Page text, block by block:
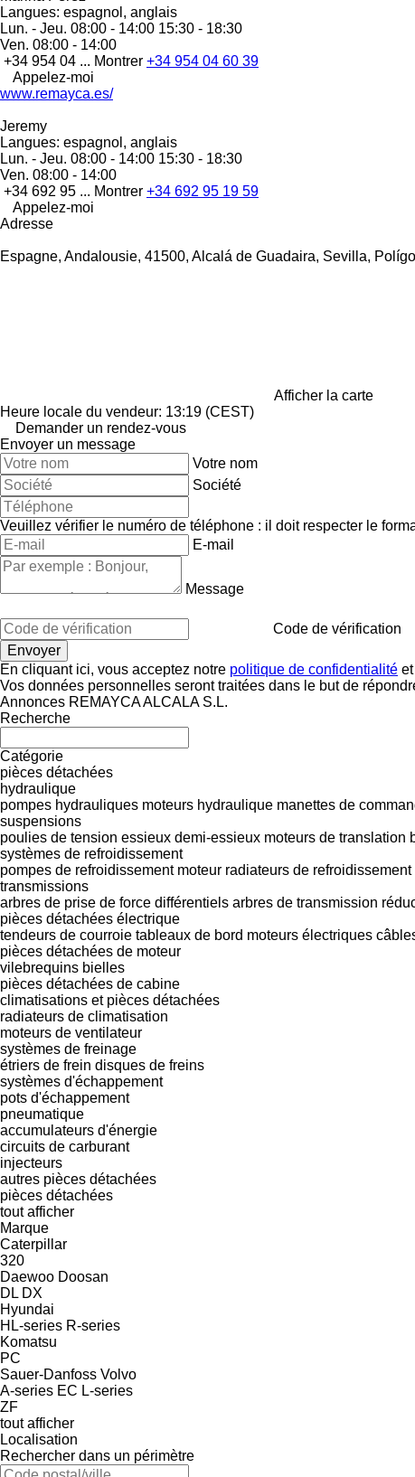
Langues: espagnol, anglais
Lun. - Jeu. 08:00 - 14:00 15:30 - 18:30
Ven. 08:00 - 14:00
+34 954 04 ... Montrer +34 954 04 60 39
Appelez-moi
www.remayca.es/
Jeremy
Langues: espagnol, anglais
Lun. - Jeu. 08:00 - 14:00 15:30 - 18:30
Ven. 08:00 - 14:00
+34 692 95 ... Montrer +34 692 95 19 59
Appelez-moi
Adresse
Espagne, Andalousie, 41500, Alcalá de Guadaira, Sevilla,
Afficher la carte
Heure locale du vendeur: 13:19 (CEST)
Demander un rendez-vous
Envoyer un message
Votre nom
Société
Veuillez vérifier le numéro de téléphone : il doit respecter le
E-mail
Message
Code de vérification
En cliquant ici, vous acceptez notre politique de confidentialité
Vos données personnelles seront traitées dans le but de
Annonces REMAYCA ALCALA S.L.
Recherche
Catégorie
pièces détachées
hydraulique
pompes hydrauliques moteurs hydraulique manettes de
suspensions
poulies de tension essieux demi-essieux moteurs de translation
systèmes de refroidissement
pompes de refroidissement moteur radiateurs de refroidissement
transmissions
arbres de prise de force différentiels arbres de transmission
pièces détachées électrique
tendeurs de courroie tableaux de bord moteurs électriques
pièces détachées de moteur
vilebrequins bielles
pièces détachées de cabine
climatisations et pièces détachées
radiateurs de climatisation
moteurs de ventilateur
systèmes de freinage
étriers de frein disques de freins
systèmes d'échappement
pots d'échappement
pneumatique
accumulateurs d'énergie
circuits de carburant
injecteurs
autres pièces détachées
pièces détachées
tout afficher
Marque
Caterpillar
320
Daewoo Doosan
DL DX
Hyundai
HL-series R-series
Komatsu
PC
Sauer-Danfoss Volvo
A-series EC L-series
ZF
tout afficher
Localisation
Rechercher dans un périmètre